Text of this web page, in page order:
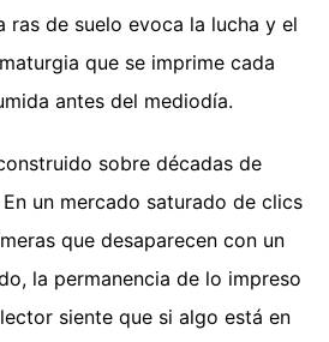
ras de suelo evoca la lucha y el
que se imprime cada
antes del mediodía.
sobre décadas de
un mercado saturado de clics
que desaparecen con un
la permanencia de lo impreso
siente que si algo está en